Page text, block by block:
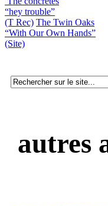
“hey trouble”
(T Rec) The Twin Oaks
“With Our Own Hands”
(Site)
autres